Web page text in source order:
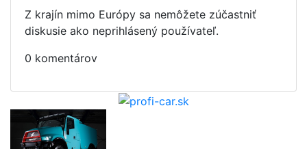
Z krajín mimo Európy sa nemôžete zúčastniť
diskusie ako neprihlásený používateľ.
0 komentárov